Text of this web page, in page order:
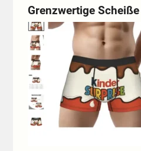
Grenzwertige Scheiße